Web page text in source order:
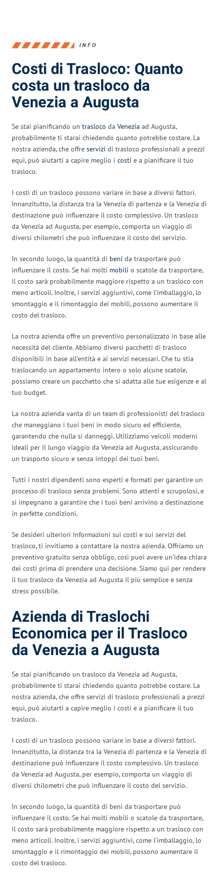
INFO
Costi di Trasloco: Quanto
costa un trasloco da
Venezia a Augusta
Se stai pianificando un trasloco da Venezia ad Augusta,
probabilmente ti starai chiedendo quanto potrebbe costare. La
nostra azienda, che offre servizi di trasloco professionali a prezzi
equi, può aiutarti a capire meglio i costi e a pianificare il tuo
trasloco.
I costi di un trasloco possono variare in base a diversi fattori.
Innanzitutto, la distanza tra la Venezia di partenza e la Venezia di
destinazione può influenzare il costo complessivo. Un trasloco
da Venezia ad Augusta, per esempio, comporta un viaggio di
diversi chilometri che può influenzare il costo del servizio.
In secondo luogo, la quantità di beni da trasportare può
influenzare il costo. Se hai molti mobili o scatole da trasportare,
il costo sarà probabilmente maggiore rispetto a un trasloco con
meno articoli. Inoltre, i servizi aggiuntivi, come l’imballaggio, lo
smontaggio e il rimontaggio dei mobili, possono aumentare il
costo del trasloco.
La nostra azienda offre un preventivo personalizzato in base alle
necessità del cliente. Abbiamo diversi pacchetti di trasloco
disponibili in base all’entità e ai servizi necessari. Che tu stia
traslocando un appartamento intero o solo alcune scatole,
possiamo creare un pacchetto che si adatta alle tue esigenze e al
tuo budget.
La nostra azienda vanta di un team di professionisti del trasloco
che maneggiano i tuoi beni in modo sicuro ed efficiente,
garantendo che nulla si danneggi. Utilizziamo veicoli moderni
ideali per il lungo viaggio da Venezia ad Augusta, assicurando
un trasporto sicuro e senza intoppi dei tuoi beni.
Tutti i nostri dipendenti sono esperti e formati per garantire un
processo di trasloco senza problemi. Sono attenti e scrupolosi, e
si impegnano a garantire che i tuoi beni arrivino a destinazione
in perfette condizioni.
Se desideri ulteriori informazioni sui costi e sui servizi del
trasloco, ti invitiamo a contattare la nostra azienda. Offriamo un
preventivo gratuito senza obbligo, così puoi avere un’idea chiara
dei costi prima di prendere una decisione. Siamo qui per rendere
il tuo trasloco da Venezia ad Augusta il più semplice e senza
stress possibile.
Azienda di Traslochi
Economica per il Trasloco
da Venezia a Augusta
Se stai pianificando un trasloco da Venezia ad Augusta,
probabilmente ti starai chiedendo quanto potrebbe costare. La
nostra azienda, che offre servizi di trasloco professionali a prezzi
equi, può aiutarti a capire meglio i costi e a pianificare il tuo
trasloco.
I costi di un trasloco possono variare in base a diversi fattori.
Innanzitutto, la distanza tra la Venezia di partenza e la Venezia di
destinazione può influenzare il costo complessivo. Un trasloco
da Venezia ad Augusta, per esempio, comporta un viaggio di
diversi chilometri che può influenzare il costo del servizio.
In secondo luogo, la quantità di beni da trasportare può
influenzare il costo. Se hai molti mobili o scatole da trasportare,
il costo sarà probabilmente maggiore rispetto a un trasloco con
meno articoli. Inoltre, i servizi aggiuntivi, come l’imballaggio, lo
smontaggio e il rimontaggio dei mobili, possono aumentare il
costo del trasloco.